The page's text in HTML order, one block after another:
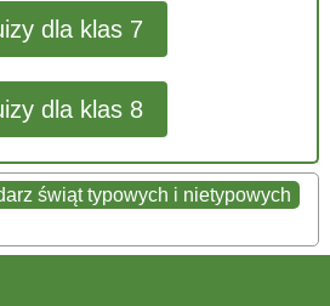
dla klas 7
dla klas 8
świąt typowych i nietypowych